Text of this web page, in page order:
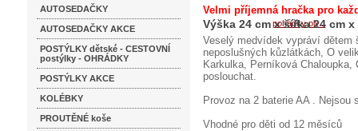
AUTOSEDAČKY
AUTOSEDAČKY AKCE
POSTÝLKY dětské - CESTOVNÍ
postýlky - OHRÁDKY
POSTÝLKY AKCE
KOLÉBKY
PROUTĚNÉ koše
Velmi příjemná hračka pro
Výška 24 cm x šířka 24 cm
Veselý medvídek vypráví dětem
neposlušných kůzlátkách, O
Karkulka, Perníková
poslouchat.
Provoz na 2 baterie AA .
Vhodné pro děti od 12 měsíců